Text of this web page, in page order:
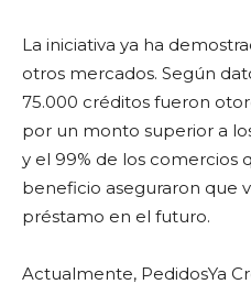
La iniciativa ya ha
otros mercados. Según
75.000 créditos fueron
por un monto superior a
y el 99% de los comercios
beneficio aseguraron que
préstamo en el futuro.
Actualmente, PedidosYa